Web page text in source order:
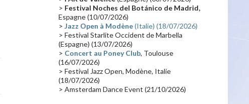
Passages radio(16)
Synthé 80's(16) Les concerts en Chine (16)
Cinéma(16) Houston
Synthé Roland Belgique
Récompense(14) Collaborations 70's(14)
Astronomie(14) France Inter(14)
> Festival Noches del Botánico de Madrid,
Espagne (10/07/2026)
> Jazz Open à Modène(Italie) (18/07/2026)
> Festival Starlite Occident de Marbella
(Espagne) (13/07/2026)
> Concert au Poney Club, Toulouse
(16/07/2026)
> Festival Jazz Open, Modène, Italie
(18/07/2026)
> Amsterdam Dance Event (21/10/2026)